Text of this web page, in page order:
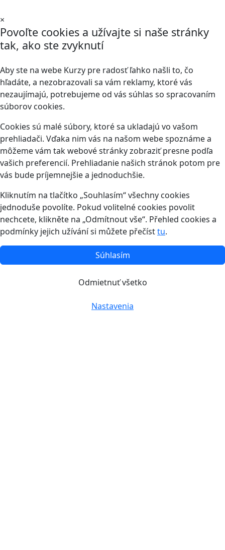
×
Povoľte cookies a užívajte si naše stránky
tak, ako ste zvyknutí
Aby ste na webe Kurzy pre radosť ľahko našli to, čo
hľadáte, a nezobrazovali sa vám reklamy, ktoré vás
nezaujímajú, potrebujeme od vás súhlas so spracovaním
súborov cookies.
Cookies sú malé súbory, ktoré sa ukladajú vo vašom
prehliadači. Vďaka nim vás na našom webe spoznáme a
môžeme vám tak webové stránky zobraziť presne podľa
vašich preferencií. Prehliadanie našich stránok potom pre
vás bude príjemnejšie a jednoduchšie.
Kliknutím na tlačítko „Souhlasím“ všechny cookies
jednoduše povolíte. Pokud volitelné cookies povolit
nechcete, klikněte na „Odmítnout vše“. Přehled cookies a
podmínky jejich užívání si můžete přečísttu.
Súhlasím
Odmietnuť všetko
Nastavenia